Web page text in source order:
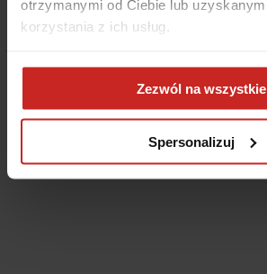
otrzymanymi od Ciebie lub
korzystania z ich usług.
Zezwól na wszystkie
Spersonalizuj
browser console for more